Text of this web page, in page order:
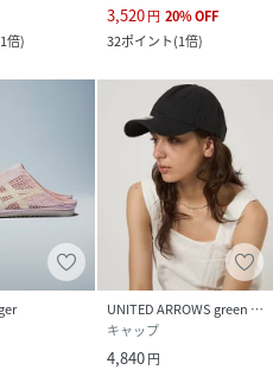
1倍)
3,520円 20%OFF
32ポイント(1倍)
UNITED ARROWS green label relaxing
キャップ
4,840円